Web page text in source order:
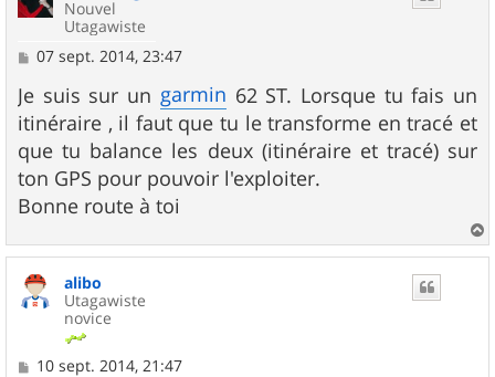
Nouvel
Utagawiste
M
s
s
a
g
e
07 sept. 2014, 23:47
Je suis sur un garmin 62 ST. Lorsque tu fais un
itinéraire , il faut que tu le transforme en tracé et
que tu balance les deux (itinéraire et tracé) sur
ton GPS pour pouvoir l'exploiter.
Bonne route à toi
a
alibo
Utagawiste
novice
M10 sept. 2014, 21:47